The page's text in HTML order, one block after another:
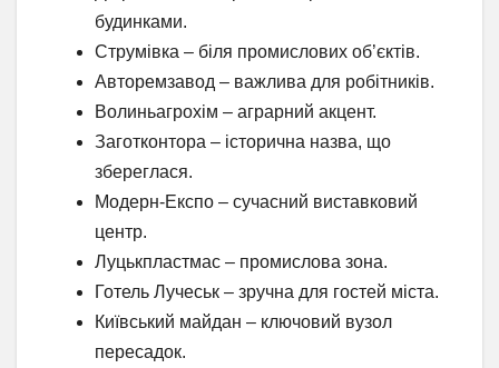
будинками.
Струмівка – біля промислових об’єктів.
Авторемзавод – важлива для робітників.
Волиньагрохім – аграрний акцент.
Заготконтора – історична назва, що
збереглася.
Модерн-Експо – сучасний виставковий
центр.
Луцькпластмас – промислова зона.
Готель Лучеськ – зручна для гостей міста.
Київський майдан – ключовий вузол
пересадок.